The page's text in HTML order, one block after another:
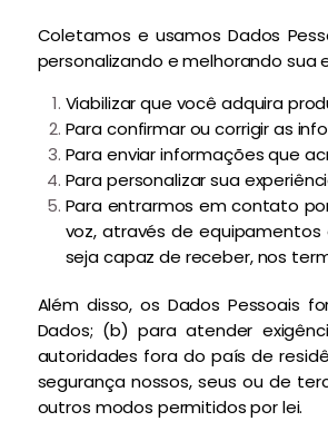
Coletamos e usamos Dados
personalizando e melhorando sua
Viabilizar que você adquira
Para confirmar ou corrigir as
Para enviar informações que
Para personalizar sua
Para entrarmos em contato
voz, através de
seja capaz de receber, nos
Além disso, os Dados Pessoais
Dados; (b) para atender
autoridades fora do país de
segurança nossos, seus ou de
outros modos permitidos por lei.